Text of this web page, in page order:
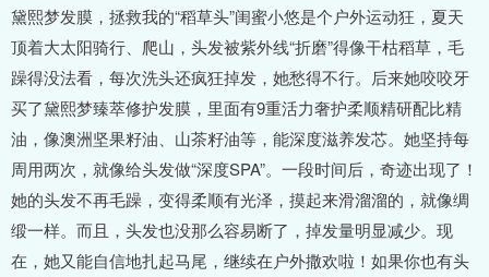
黛熙梦发膜，拯救我的“稻草头”闺蜜小悠是个户外运动狂，夏天
顶着大太阳骑行、爬山，头发被紫外线“折磨”得像干枯稻草，毛
躁得没法看，每次洗头还疯狂掉发，她愁得不行。后来她咬咬牙
买了黛熙梦臻萃修护发膜，里面有9重活力奢护柔顺精研配比精
油，像澳洲坚果籽油、山茶籽油等，能深度滋养发芯。她坚持每
周用两次，就像给头发做“深度SPA”。一段时间后，奇迹出现了！
她的头发不再毛躁，变得柔顺有光泽，摸起来滑溜溜的，就像绸
缎一样。而且，头发也没那么容易断了，掉发量明显减少。现
在，她又能自信地扎起马尾，继续在户外撒欢啦！如果你也有头